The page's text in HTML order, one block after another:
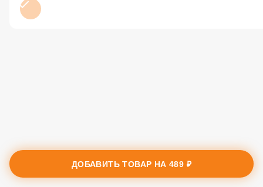
ДОБАВИТЬ ТОВАР НА489 ₽